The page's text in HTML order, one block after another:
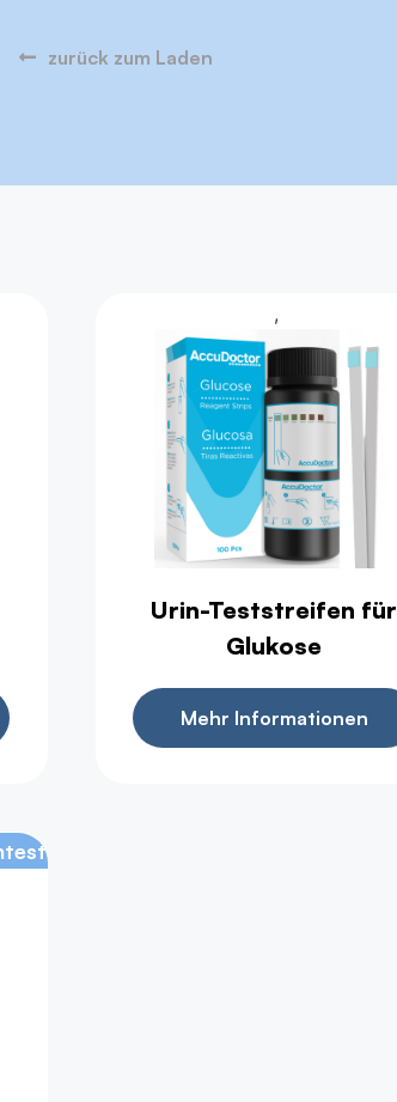
zurück zum Laden
,
Urin-Teststreifen für
Glukose
Mehr Informationen